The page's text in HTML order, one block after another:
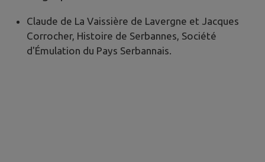
Claude de La Vaissière de Lavergne et Jacques
Corrocher, Histoire de Serbannes, Société
d'Émulation du Pays Serbannais.